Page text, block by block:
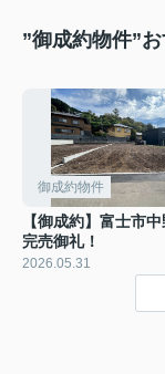
”御成約物件”
御成約物件
【御成約】富士市
完売御礼！
2026.05.31